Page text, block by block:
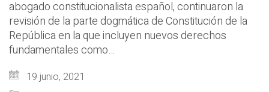
abogado constitucionalista español, continuaron la
revisión de la parte dogmática de Constitución de la
República en la que incluyen nuevos derechos
fundamentales como…
19 junio, 2021